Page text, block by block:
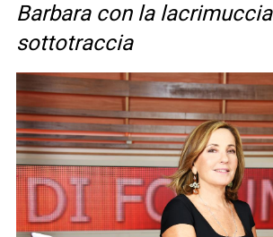
Barbara con la lacrimuccia
sottotraccia